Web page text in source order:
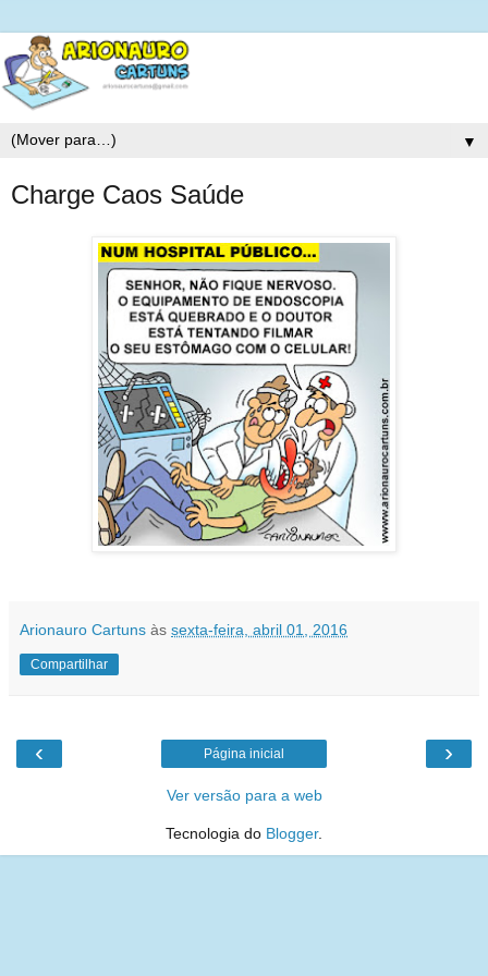
▼
Charge Caos Saúde
Arionauro Cartuns às sexta-feira, abril 01, 2016
Compartilhar
‹ ›
Página inicial
Ver versão para a web
Tecnologia do Blogger.